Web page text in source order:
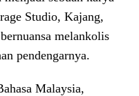
Studio, Kajang,
melankolis
pendengarnya.
Malaysia,